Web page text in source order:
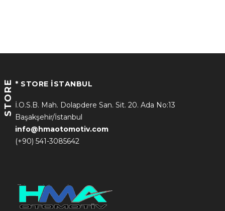
STORE * STORE İSTANBUL
İ.O.S.B. Mah. Dolapdere San. Sit. 20. Ada No:13
Başakşehir/İstanbul
info@hmaotomotiv.com
(+90) 541-3085642